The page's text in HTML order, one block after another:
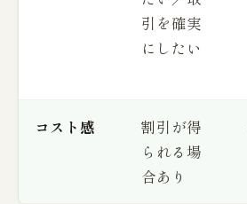
引を確実
にしたい
コスト感
割引が得
られる場
合あり